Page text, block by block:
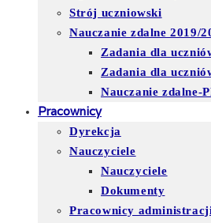
Strój uczniowski
Nauczanie zdalne 2019/
Zadania dla
Zadania dla
Nauczanie zdalne-
Pracownicy
Dyrekcja
Nauczyciele
Nauczyciele
Dokumenty
Pracownicy